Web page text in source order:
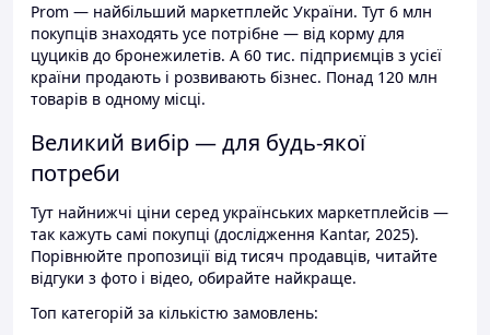
Prom — найбільший маркетплейс України. Тут 6 млн
покупців знаходять усе потрібне — від корму для
цуциків до бронежилетів. А 60 тис. підприємців з усієї
країни продають і розвивають бізнес. Понад 120 млн
товарів в одному місці.
Великий вибір — для будь-якої
потреби
Тут найнижчі ціни серед українських маркетплейсів —
так кажуть самі покупці (дослідження Kantar, 2025).
Порівнюйте пропозиції від тисяч продавців, читайте
відгуки з фото і відео, обирайте найкраще.
Топ категорій за кількістю замовлень: